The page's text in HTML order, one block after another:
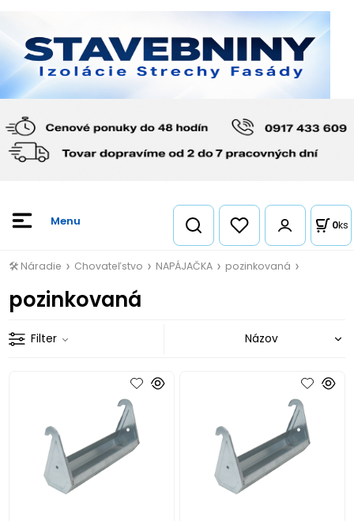
0ks
🛠️ Náradie Chovateľstvo NAPÁJAČKA pozinkovaná
pozinkovaná
Filter